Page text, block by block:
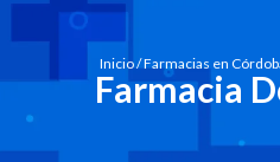
Inicio/Farmacias en
Farmacia